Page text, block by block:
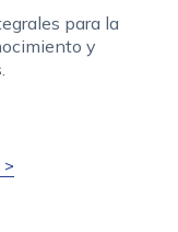
para la
y
>